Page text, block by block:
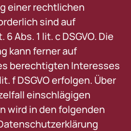
einer rechtlichen
sind auf
Abs. 1 lit. c DSGVO. Die
kann ferner auf
berechtigten Interesses
f DSGVO erfolgen. Über
einschlägigen
wird in den folgenden